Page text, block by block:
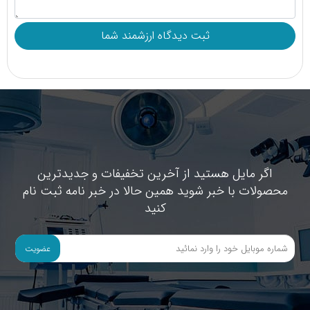
می‌توان یک خرید تخصصی برشمرد که نیاز است تا کاربران قبل
از هر اقدامی برای خرید نسبت به دریافت اطلاعات کافی درباره
آن اقدام کنند. تیم بازرگانی ما در مجموعه توانی نو متناسب با
سیاست‌های مجموعه، اولویت اصلی در تهیه و عرضه این
محصولات را در کیفیت آن‌ها قرار داده است.
در ادامه در کنار آشنایی با مزیت‌های خرید لوازم پزشکی مصرفی
از فروشگاه، ما سعی کرده‌ایم تا نکات بسیار مهم، کلیدی و
کاربردی برای خرید هر چه بهتر این محصولات برای شما آماده
کنیم که دقت به آن‌ها در هنگام خرید از هر فروشگاهی
می‌تواند شرایط ایده‌آلی را برای شما رقم بزند.
اگر مایل هستید از آخرین تخفیفات و جدیدترین
محصولات با خبر شوید همین حالا در خبر نامه ثبت نام
کنید
عضویت